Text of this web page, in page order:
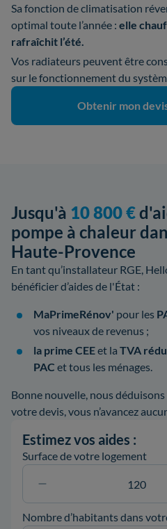
Sa fonction de climatisation
optimal toute l’année : elle
rafraîchit l’été.
Vos radiateurs peuvent être
sur le fonctionnement du
Obtenir mon
Jusqu'à 10 800 €
pompe à chaleur
Haute-Provence
En tant qu’installateur RGE,
bénéficier d’aides de l'État :
MaPrimeRénov' pour les
vos niveaux de revenus ;
la prime CEEet la TVA
PAC et tous les ménages.
Bonne nouvelle, nous
votre devis, vous n’avancez
Estimez vos aides :
Surface de votre logement
Nombre d’habitants dans